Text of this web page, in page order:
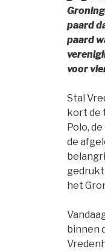
paard
paard
voor
Stal
kort de
Polo,
de
het
binnen